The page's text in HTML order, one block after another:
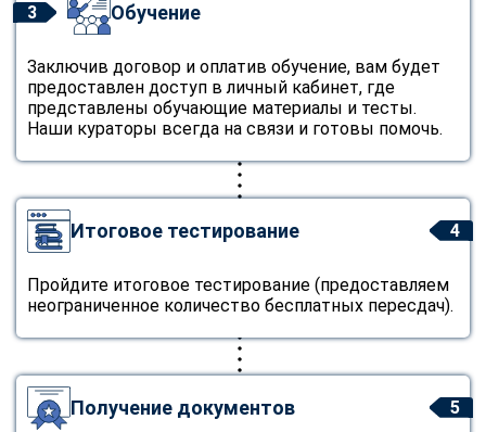
3 Обучение
Заключив договор и оплатив обучение, вам будет
предоставлен доступ в личный кабинет, где
представлены обучающие материалы и тесты.
Наши кураторы всегда на связи и готовы помочь.
4
Итоговое тестирование
Пройдите итоговое тестирование (предоставляем
неограниченное количество бесплатных пересдач).
5
Получение документов